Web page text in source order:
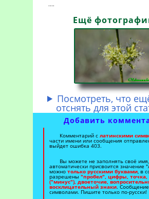
....
Ещё
Посмотреть, что
отснять для этой
Добавить
Комментарий с латинскими
части имени или сообщения
выйдет ошибка 403.
Вы можете не заполнять своё
автоматически присвоится значение
можно только русскими буквами , в
разрешены "пробел", цифры, точка,
("минус"), двоеточие,
восклицательный знаки.
символами. Пишите только по-русски!